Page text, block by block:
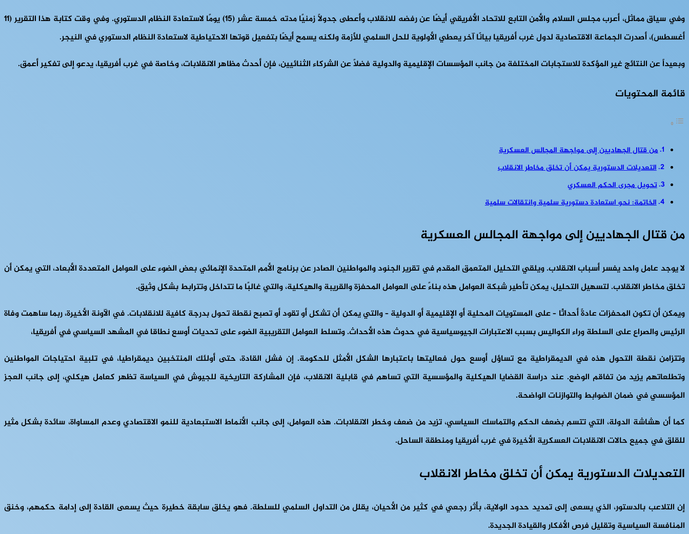
وفي سياق مماثل، أعرب مجلس السلام والأمن التابع للاتحاد الأفريقي أيضًا عن رفضه للانقلاب وأعطى جدولاً زمنيًا مدته خمسة عشر (15) يومًا لاستعادة النظام الدستوري. وفي وقت كتابة هذا التقرير (11
أغسطس)، أصدرت الجماعة الاقتصادية لدول غرب أفريقيا بيانًا آخر يعطي الأولوية للحل السلمي للأزمة ولكنه يسمح أيضًا بتفعيل قوتها الاحتياطية لاستعادة النظام الدستوري في النيجر.
وبعيداً عن النتائج غير المؤكدة للاستجابات المختلفة من جانب المؤسسات الإقليمية والدولية فضلاً عن الشركاء الثنائيين، فإن أحدث مظاهر الانقلابات، وخاصة في غرب أفريقيا، يدعو إلى تفكير أعمق.
قائمة المحتويات
من قتال الجهاديين إلى مواجهة المجالس العسكرية
التعديلات الدستورية يمكن أن تخلق مخاطر الانقلاب
تحويل مجرى الحكم العسكري
الخاتمة: نحو استعادة دستورية سلمية وانتقالات سلمية
من قتال الجهاديين إلى مواجهة المجالس العسكرية
لا يوجد عامل واحد يفسر أسباب الانقلاب. ويلقي التحليل المتعمق المقدم في تقرير الجنود والمواطنين الصادر عن برنامج الأمم المتحدة الإنمائي بعض الضوء على العوامل المتعددة الأبعاد، التي يمكن أن
تخلق مخاطر الانقلاب. لتسهيل التحليل، يمكن تأطير شبكة العوامل هذه بناءً على العوامل المحفزة والقريبة والهيكلية، والتي غالبًا ما تتداخل وتترابط بشكل وثيق.
ويمكن أن تكون المحفزات عادةً أحداثًا – على المستويات المحلية أو الإقليمية أو الدولية – والتي يمكن أن تشكل أو تقود أو تصبح نقطة تحول بدرجة كافية للانقلابات. في الآونة الأخيرة، ربما ساهمت وفاة
الرئيس والصراع على السلطة وراء الكواليس بسبب الاعتبارات الجيوسياسية في حدوث هذه الأحداث. وتسلط العوامل التقريبية الضوء على تحديات أوسع نطاقا في المشهد السياسي في أفريقيا،
وتتزامن نقطة التحول هذه في الديمقراطية مع تساؤل أوسع حول فعاليتها باعتبارها الشكل الأمثل للحكومة. إن فشل القادة، حتى أولئك المنتخبين ديمقراطيا، في تلبية احتياجات المواطنين
وتطلعاتهم يزيد من تفاقم الوضع. عند دراسة القضايا الهيكلية والمؤسسية التي تساهم في قابلية الانقلاب، فإن المشاركة التاريخية للجيوش في السياسة تظهر كعامل هيكلي، إلى جانب العجز
المؤسسي في ضمان الضوابط والتوازنات الواضحة.
كما أن هشاشة الدولة، التي تتسم بضعف الحكم والتماسك السياسي، تزيد من ضعف وخطر الانقلابات. هذه العوامل، إلى جانب الأنماط الاستبعادية للنمو الاقتصادي وعدم المساواة، سائدة بشكل مثير
للقلق في جميع حالات الانقلابات العسكرية الأخيرة في غرب أفريقيا ومنطقة الساحل.
التعديلات الدستورية يمكن أن تخلق مخاطر الانقلاب
إن التلاعب بالدستور، الذي يسعى إلى تمديد حدود الولاية، بأثر رجعي في كثير من الأحيان، يقلل من التداول السلمي للسلطة. فهو يخلق سابقة خطيرة حيث يسعى القادة إلى إدامة حكمهم، وخنق
المنافسة السياسية وتقليل فرص الأفكار والقيادة الجديدة.